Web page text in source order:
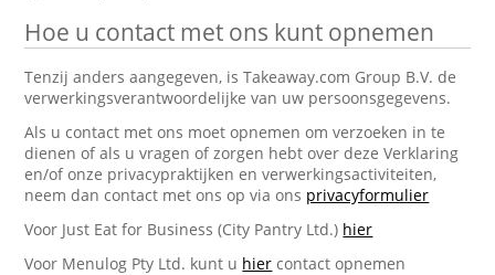
Hoe u contact met ons kunt opnemen
Tenzij anders aangegeven, is Takeaway.com Group B.V. de
verwerkingsverantwoordelijke van uw persoonsgegevens.
Als u contact met ons moet opnemen om verzoeken in te
dienen of als u vragen of zorgen hebt over deze Verklaring
en/of onze privacypraktijken en verwerkingsactiviteiten,
neem dan contact met ons op via ons privacyformulier
Voor Just Eat for Business (City Pantry Ltd.) hier
Voor Menulog Pty Ltd. kunt u hier contact opnemen